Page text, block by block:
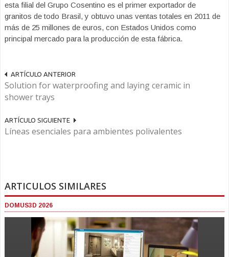
esta filial del Grupo Cosentino es el primer exportador de
granitos de todo Brasil, y obtuvo unas ventas totales en 2011 de
más de 25 millones de euros, con Estados Unidos como
principal mercado para la producción de esta fábrica.
ARTÍCULO ANTERIOR
Solution for waterproofing and laying ceramic in
shower trays
ARTÍCULO SIGUIENTE
Líneas esenciales para ambientes polivalentes
ARTICULOS SIMILARES
DOMUS3D 2026